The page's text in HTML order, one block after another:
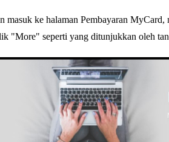
masuk ke halaman Pembayaran
"More" seperti yang ditunjukkan oleh